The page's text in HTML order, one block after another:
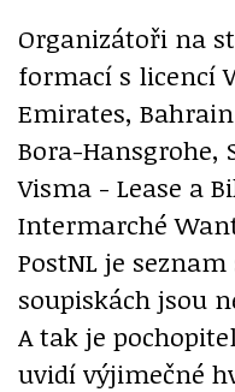
Organizátoři na
formací s licencí
Emirates,
Bora-Hansgrohe,
Visma - Lease a
Intermarché
PostNL je
soupiskách jsou
A tak je
uvidí výjimečné